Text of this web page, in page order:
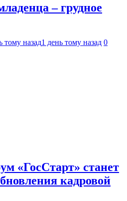
– грудное
тому назад1 день тому назад 0
«ГосСтарт» станет
кадровой